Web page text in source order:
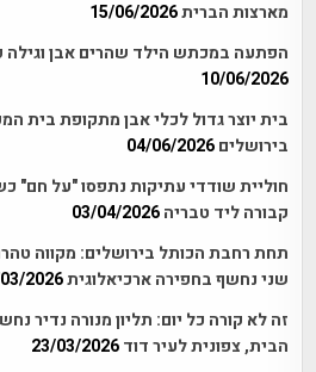
מארצות הברית15/06/2026
הפתעה במכתש הילד שהרים אבן וגילה פסלון
10/06/2026
בית יוצר גדול לכלי אבן מתקופת בית
בירושלים 04/06/2026
חוליית שודדי עתיקות נתפסו "על
קבורה ליד טבריה 03/04/2026
תחת רחבת הכותל בירושלים: מקווה
שני נחשף בחפירה ארכיאלוגית2026
זה לא קורה כל יום: תליון מנורה נדיר
הבית, צפונית לעיר דוד 23/03/2026